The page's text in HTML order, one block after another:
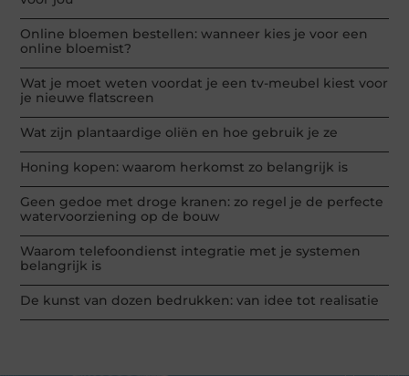
Online bloemen bestellen: wanneer kies je voor een
online bloemist?
Wat je moet weten voordat je een tv-meubel kiest voor
je nieuwe flatscreen
Wat zijn plantaardige oliën en hoe gebruik je ze
Honing kopen: waarom herkomst zo belangrijk is
Geen gedoe met droge kranen: zo regel je de perfecte
watervoorziening op de bouw
Waarom telefoondienst integratie met je systemen
belangrijk is
De kunst van dozen bedrukken: van idee tot realisatie